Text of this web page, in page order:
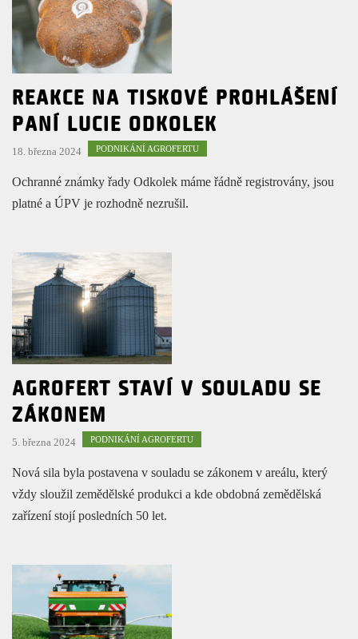
REAKCE NA TISKOVÉ PROHLÁŠENÍ
PANÍ LUCIE ODKOLEK
18. března 2024 PODNIKÁNÍ AGROFERTU
Ochranné známky řady Odkolek máme řádně registrovány, jsou
platné a ÚPV je rozhodně nezrušil.
AGROFERT STAVÍ V SOULADU SE
ZÁKONEM
5. března 2024 PODNIKÁNÍ AGROFERTU
Nová sila byla postavena v souladu se zákonem v areálu, který
vždy sloužil zemědělské produkci a kde obdobná zemědělská
zařízení stojí posledních 50 let.